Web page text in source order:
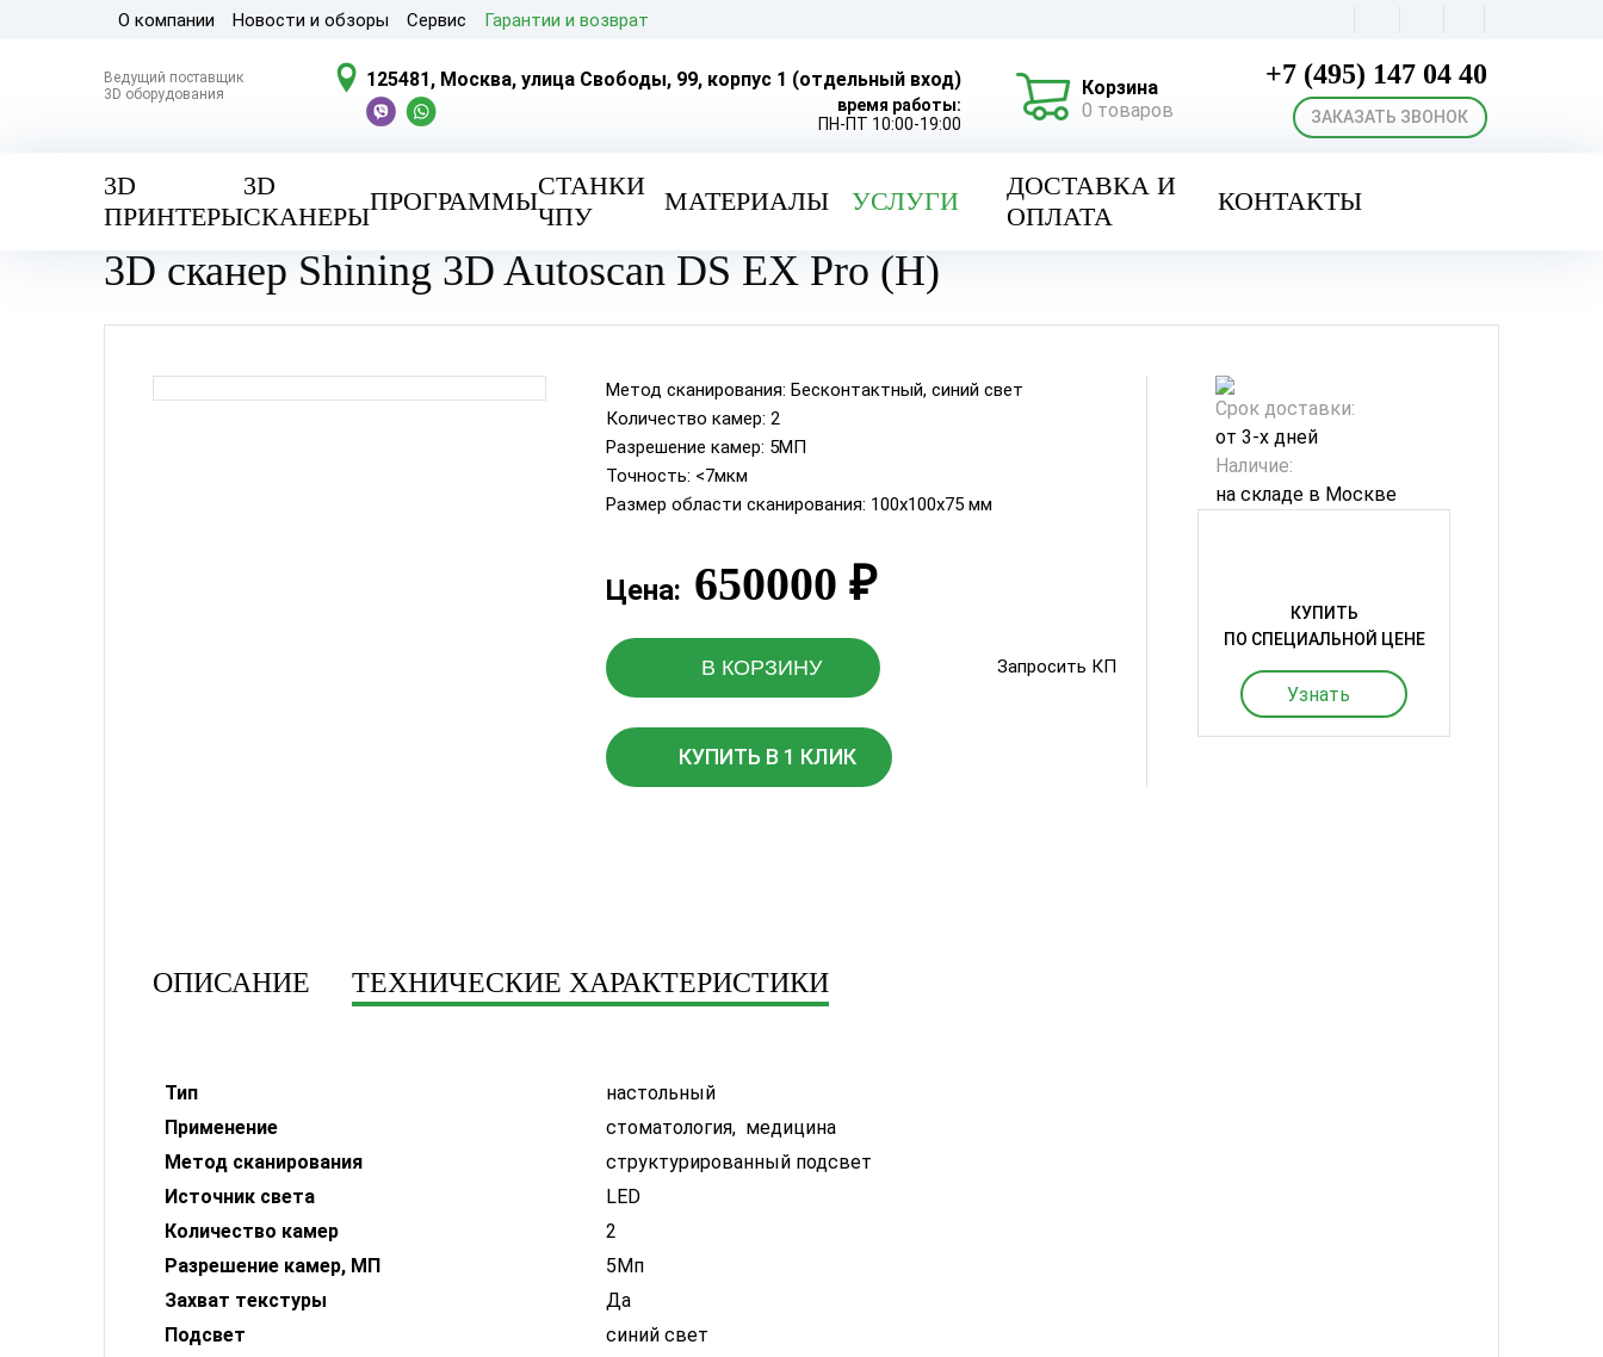
О компании Новости и обзоры Сервис Гарантии и возврат
Ведущий поставщик
3D оборудования
125481, Москва, улица Свободы, 99, корпус 1 (отдельный вход)
время работы:
ПН-ПТ 10:00-19:00
Корзина
0 товаров
+7 (495) 147 04 40
ЗАКАЗАТЬ ЗВОНОК
3D
ПРИНТЕРЫ
3D
СКАНЕРЫ
ПРОГРАММЫ
СТАНКИ
ЧПУ
МАТЕРИАЛЫ УСЛУГИ
ДОСТАВКА И
ОПЛАТА
КОНТАКТЫ
3D сканер Shining 3D Autoscan DS EX Pro (H)
Метод сканирования: Бесконтактный, синий свет
Количество камер: 2
Разрешение камер: 5МП
Точность: <7мкм
Размер области сканирования: 100x100x75 мм
Цена: 650000 ₽
В КОРЗИНУ Запросить КП
КУПИТЬ В 1 КЛИК
Срок доставки:
от 3-х дней
Наличие:
на складе в Москве
КУПИТЬ
ПО СПЕЦИАЛЬНОЙ ЦЕНЕ
Узнать
ОПИСАНИЕ ТЕХНИЧЕСКИЕ ХАРАКТЕРИСТИКИ
Тип
настольный
Применение
стоматология, медицина
Метод сканирования
структурированный подсвет
Источник света
LED
Количество камер
2
Разрешение камер, МП
5Мп
Захват текстуры
Да
Подсвет
синий свет